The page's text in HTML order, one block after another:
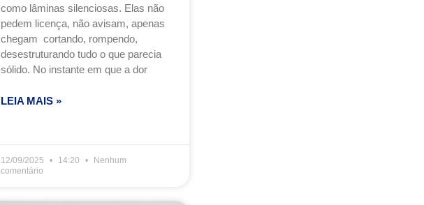
como lâminas silenciosas. Elas não
pedem licença, não avisam, apenas
chegam cortando, rompendo,
desestruturando tudo o que parecia
sólido. No instante em que a dor
LEIA MAIS »
12/09/2025 14:20
Nenhum
comentário